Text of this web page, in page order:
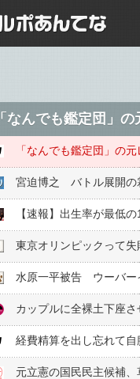
「なんでも鑑定団」
「なんでも鑑定団」の
宮迫博之 バトル展開の
東京オリンピックって失
水原一平被告 ウーバー
カップルに全裸土下座
経費精算を出し忘れて
元立憲の国民民主候補